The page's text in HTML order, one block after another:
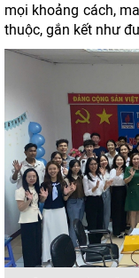
mọi khoảng cách,
thuộc, gắn kết như